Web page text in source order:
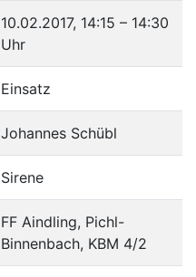
10.02.2017, 14:15 – 14:30
Uhr
Einsatz
Johannes Schübl
Sirene
FF Aindling, Pichl-
Binnenbach, KBM 4/2